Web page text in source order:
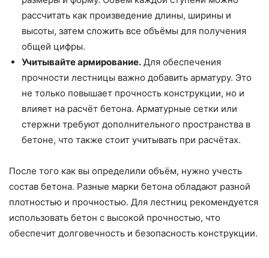
рассчитать как произведение длины, ширины и
высоты, затем сложить все объёмы для получения
общей цифры.
Учитывайте армирование. Для обеспечения
прочности лестницы важно добавить арматуру. Это
не только повышает прочность конструкции, но и
влияет на расчёт бетона. Арматурные сетки или
стержни требуют дополнительного пространства в
бетоне, что также стоит учитывать при расчётах.
После того как вы определили объём, нужно учесть
состав бетона. Разные марки бетона обладают разной
плотностью и прочностью. Для лестниц рекомендуется
использовать бетон с высокой прочностью, что
обеспечит долговечность и безопасность конструкции.